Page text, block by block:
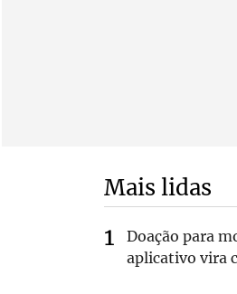
Mais lidas
Doação para
aplicativo vira